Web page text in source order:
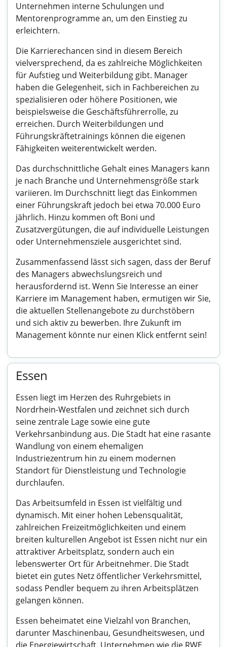
Unternehmen interne Schulungen und
Mentorenprogramme an, um den Einstieg zu
erleichtern.
Die Karrierechancen sind in diesem Bereich
vielversprechend, da es zahlreiche Möglichkeiten
für Aufstieg und Weiterbildung gibt. Manager
haben die Gelegenheit, sich in Fachbereichen zu
spezialisieren oder höhere Positionen, wie
beispielsweise die Geschäftsführerrolle, zu
erreichen. Durch Weiterbildungen und
Führungskräftetrainings können die eigenen
Fähigkeiten weiterentwickelt werden.
Das durchschnittliche Gehalt eines Managers kann
je nach Branche und Unternehmensgröße stark
variieren. Im Durchschnitt liegt das Einkommen
einer Führungskraft jedoch bei etwa 70.000 Euro
jährlich. Hinzu kommen oft Boni und
Zusatzvergütungen, die auf individuelle Leistungen
oder Unternehmensziele ausgerichtet sind.
Zusammenfassend lässt sich sagen, dass der Beruf
des Managers abwechslungsreich und
herausfordernd ist. Wenn Sie Interesse an einer
Karriere im Management haben, ermutigen wir Sie,
die aktuellen Stellenangebote zu durchstöbern
und sich aktiv zu bewerben. Ihre Zukunft im
Management könnte nur einen Klick entfernt sein!
Essen
Essen liegt im Herzen des Ruhrgebiets in
Nordrhein-Westfalen und zeichnet sich durch
seine zentrale Lage sowie eine gute
Verkehrsanbindung aus. Die Stadt hat eine rasante
Wandlung von einem ehemaligen
Industriezentrum hin zu einem modernen
Standort für Dienstleistung und Technologie
durchlaufen.
Das Arbeitsumfeld in Essen ist vielfältig und
dynamisch. Mit einer hohen Lebensqualität,
zahlreichen Freizeitmöglichkeiten und einem
breiten kulturellen Angebot ist Essen nicht nur ein
attraktiver Arbeitsplatz, sondern auch ein
lebenswerter Ort für Arbeitnehmer. Die Stadt
bietet ein gutes Netz öffentlicher Verkehrsmittel,
sodass Pendler bequem zu ihren Arbeitsplätzen
gelangen können.
Essen beheimatet eine Vielzahl von Branchen,
darunter Maschinenbau, Gesundheitswesen, und